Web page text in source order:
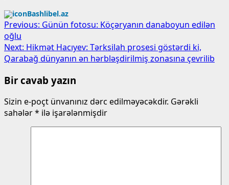
Bashlibel.az
Post
navigation
Previous: Günün fotosu: Köçəryanın danaboyun edilən
oğlu
Next: Hikmət Hacıyev: Tərksilah prosesi göstərdi ki,
Qarabağ dünyanın ən hərbləşdirilmiş zonasına çevrilib
Bir cavab yazın
Sizin e-poçt ünvanınız dərc edilməyəcəkdir. Gərəkli
sahələr* ilə işarələnmişdir